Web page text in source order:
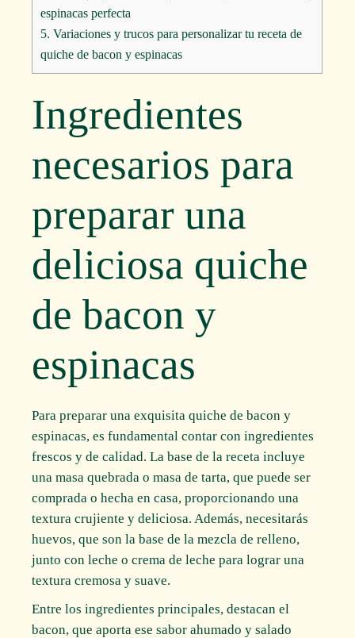
espinacas perfecta
5. Variaciones y trucos para personalizar tu receta de
quiche de bacon y espinacas
Ingredientes
necesarios para
preparar una
deliciosa quiche
de bacon y
espinacas
Para preparar una exquisita quiche de bacon y
espinacas, es fundamental contar con ingredientes
frescos y de calidad. La base de la receta incluye
una masa quebrada o masa de tarta, que puede ser
comprada o hecha en casa, proporcionando una
textura crujiente y deliciosa. Además, necesitarás
huevos, que son la base de la mezcla de relleno,
junto con leche o crema de leche para lograr una
textura cremosa y suave.
Entre los ingredientes principales, destacan el
bacon, que aporta ese sabor ahumado y salado